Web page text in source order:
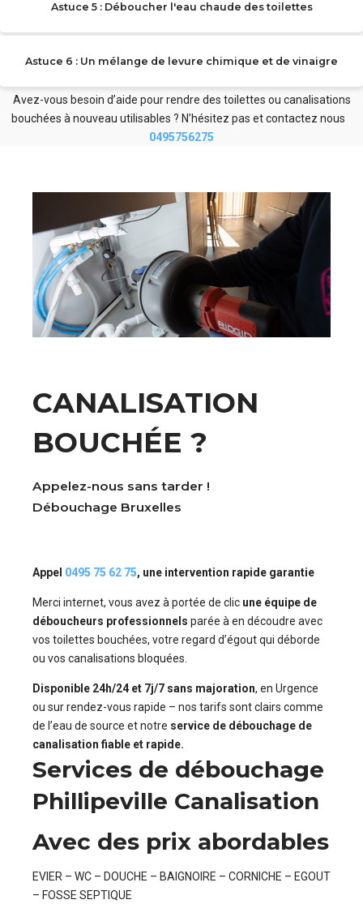
Astuce 5 : Déboucher l'eau chaude des toilettes
Astuce 6 : Un mélange de levure chimique et de vinaigre
Avez-vous besoin d’aide pour rendre des toilettes ou canalisations
bouchées à nouveau utilisables ? N’hésitez pas et contactez nous
0495756275
CANALISATION
BOUCHÉE ?
Appelez-nous sans tarder !
Débouchage Bruxelles
Appel 0495 75 62 75, une intervention rapide garantie
Merci internet, vous avez à portée de clic une équipe de
déboucheurs professionnels parée à en découdre avec
vos toilettes bouchées, votre regard d’égout qui déborde
ou vos canalisations bloquées.
Disponible 24h/24 et 7j/7 sans majoration, en Urgence
ou sur rendez-vous rapide – nos tarifs sont clairs comme
de l’eau de source et notre service de débouchage de
canalisation fiable et rapide.
Services de débouchage
Phillipeville Canalisation
Avec des prix abordables
EVIER – WC – DOUCHE – BAIGNOIRE – CORNICHE – EGOUT
– FOSSE SEPTIQUE